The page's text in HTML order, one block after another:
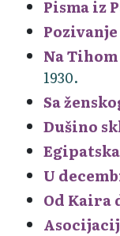
Pisma iz
Pozivanje
Na
1930.
Sa
Dušino
U
Od Kaira